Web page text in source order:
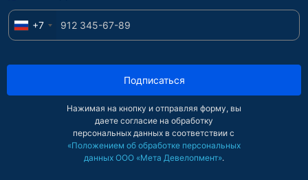
+7
Подписаться
Нажимая на кнопку и отправляя форму, вы
даете согласие на обработку
персональных данных в соответствии с
«Положением об обработке персональных
данных ООО «Мета Девелопмент».